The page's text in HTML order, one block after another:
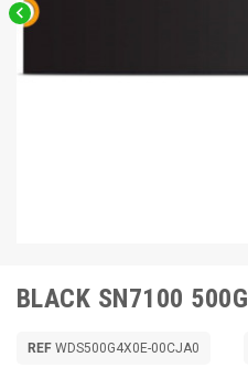

BLACK SN7100 500G
REF WDS500G4X0E-00CJA0